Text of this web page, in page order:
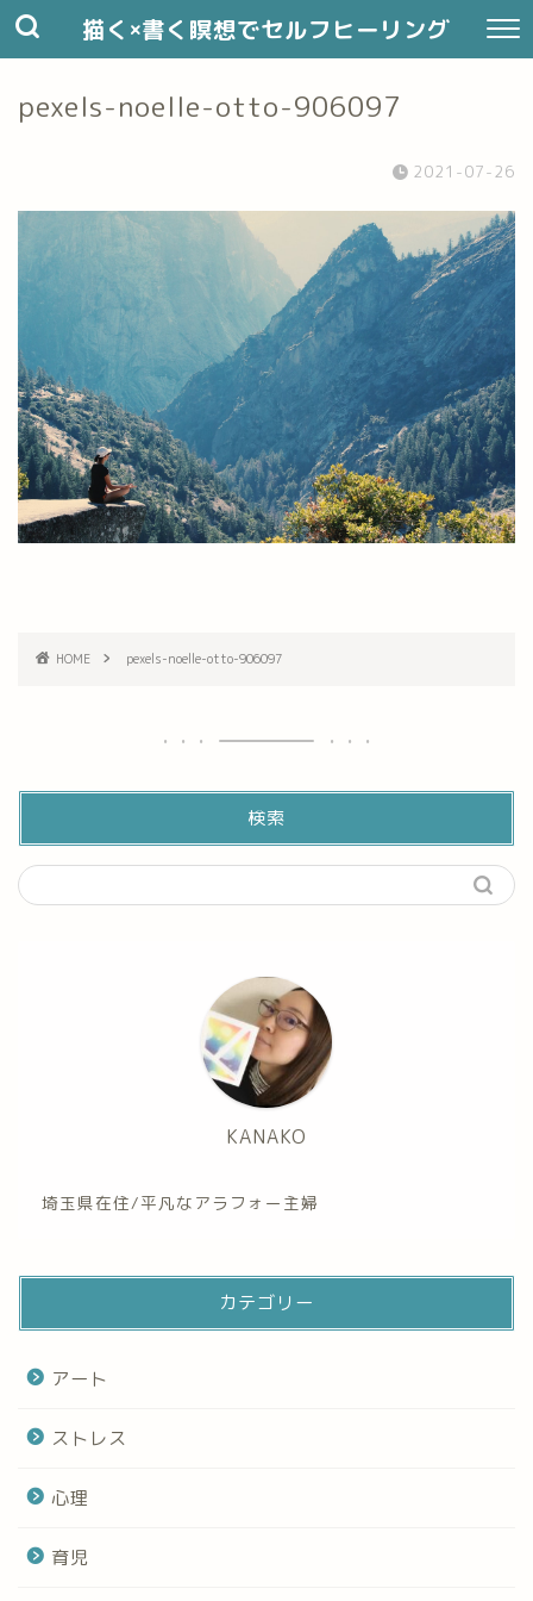
描く×書く瞑想でセルフヒーリング
pexels-noelle-otto-906097
2021-07-26
HOME pexels-noelle-otto-906097
検索
KANAKO
埼玉県在住/平凡なアラフォー主婦
カテゴリー
アート
ストレス
心理
育児